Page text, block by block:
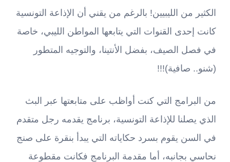
الكثير من الليبيين! بالرغم من يقني أن الإذاعة التونسية
كانت إحدى القنوات التي يتابعها المواطن الليبي، خاصة
في فصل الصيف، بفضل الأنتينا، والتوجيه المتطور
(شنو.. صافية)!!!
من البرامج التي كنت أواظب على متابعتها عبر البث
الذي يصلنا للإذاعة التونسية، برنامج يقدمه رجل متقدم
في السن يقوم بسرد حكاياته التي يبدأ بنقرة على صنج
نحاسي بجانبه، أما مقدمة البرنامج فكانت مقطوعة